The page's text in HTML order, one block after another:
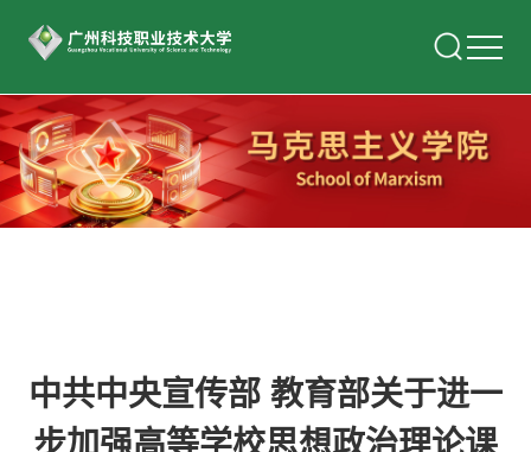
中共中央宣传部 教育部关于进一
步加强高等学校思想政治理论课